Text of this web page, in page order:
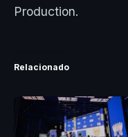
Production.
Relacionado